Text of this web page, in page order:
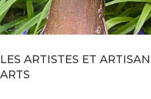
LES ARTISTES ET
ARTS